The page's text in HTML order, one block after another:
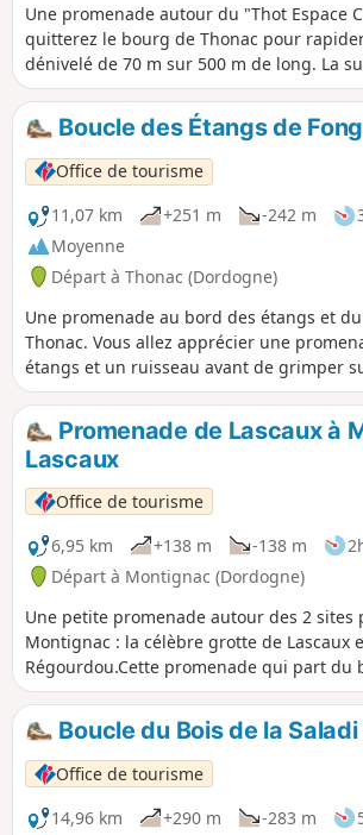
Une promenade autour du "Thot Espace
quitterez le bourg de Thonac pour
dénivelé de 70 m sur 500 m de long. La
est beaucoup moins difficile. Vous
nature, deux points de vue et deux
à proximité du "Thot espace Cro-
Boucle des Étangs de
Office de tourisme
11,07 km
+251 m -242 m
Moyenne
Départ à Thonac (Dordogne)
Une promenade au bord des étangs et
Thonac. Vous allez apprécier une
étangs et un ruisseau avant de grimper
longer la ligne de crête qui ouvre un joli
Promenade de Lascaux à
Lascaux
Office de tourisme
6,95 km
+138 m -138 m
Départ à Montignac (Dordogne)
Une petite promenade autour des 2 sites
Montignac : la célèbre grotte de Lascaux
Régourdou.Cette promenade qui part du
au sommet de la colline où se trouve la
Lascaux. Vous pourriez visiter le site ainsi
Régourdou. Le retour vers le village vous
splendide vue sur la vallée.
Boucle du Bois de la
Office de tourisme
14,96 km
+290 m -283 m